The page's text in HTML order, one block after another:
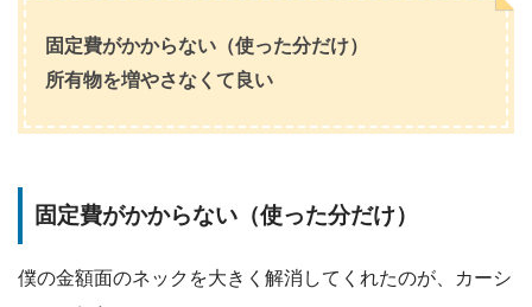
固定費がかからない（使った分だけ）
所有物を増やさなくて良い
固定費がかからない（使った分だけ）
僕の金額面のネックを大きく解消してくれたのが、カーシ